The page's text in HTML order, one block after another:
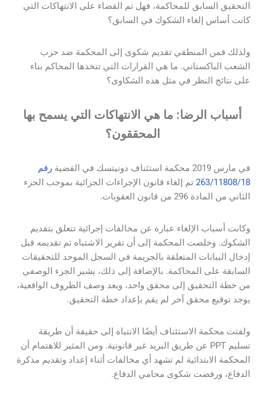
التحقيق السابق للمحاكمة، فهل تم القضاء على الانتهاكات التي
كانت أساس إلغاء الشكوك في السابق؟
ولذلك فمن المنطقي تقديم شكوى إلى المحكمة ضد حزب
الشعب الباكستاني. ما هي القرارات التي تتخذها المحاكم بناء
على نتائج النظر في مثل هذه الشكاوى؟
أسباب الرضا: ما هي الانتهاكات التي يسمح بها
المحققون؟
في مارس 2019 محكمة استئناف دونيتسك في القضية
رقم
263/11808/18 تم إلغاء قانون الإجراءات الجزائية بموجب الجزء
الثاني من المادة 296 من قانون العقوبات.
وكانت أسباب الإلغاء عبارة عن مخالفات إجرائية تتعلق بتقديم
الشكوك. وخلصت المحكمة إلى أن تقرير الاشتباه تم تقديمه قبل
إدخال البيانات المتعلقة بالجريمة في السجل الموحد للتحقيقات
السابقة على المحاكمة. بالإضافة إلى ذلك، يشير الجزء الوصفي
من خطة التحقيق إلى محقق واحد، وبعد وصف الظروف الواقعية،
يوجد توقيع محقق آخر لم يقم بإعداد خطة التحقيق.
ولفتت محكمة الاستئناف أيضًا الانتباه إلى حقيقة أن طريقة
تسليم PPT عن طريق البريد غير قانونية. ومن المثير للاهتمام أن
المحكمة الابتدائية لم تشهد أي مخالفات أثناء إعداد وتقديم مذكرة
الدفاع، ورفضت شكوى محامي الدفاع.